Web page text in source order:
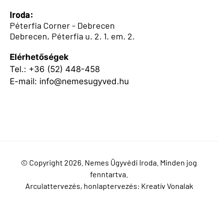
Iroda:
Péterfia Corner - Debrecen
Debrecen, Péterfia u. 2. 1. em. 2.
Elérhetőségek
Tel.: +36 (52) 448-458
E-mail: info@nemesugyved.hu
© Copyright 2026. Nemes Ügyvédi Iroda. Minden jog
fenntartva.
Arculattervezés, honlaptervezés: Kreatív Vonalak